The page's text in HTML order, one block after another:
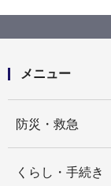
【入札
メニュー
防災・救急
くらし・手続き